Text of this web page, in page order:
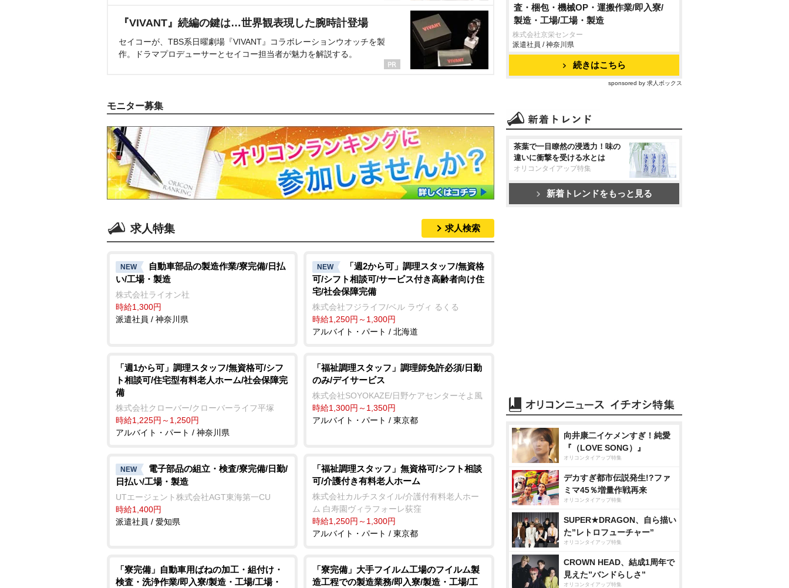
『VIVANT』続編の鍵は…世界観表現した腕時計登場
セイコーが、TBS系日曜劇場『VIVANT』コラボレーションウオッチを製
作。ドラマプロデューサーとセイコー担当者が魅力を解説する。
モニター募集
求人特集 求人検索
NEW
自動車部品の製造作業/寮完備/日払
い/工場・製造
株式会社ライオン社
時給1,300円
派遣社員 / 神奈川県
NEW
「週2から可」調理スタッフ/無資格
可/シフト相談可/サービス付き高齢者向け住
宅/社会保障完備
株式会社フジライフ/ベル ラヴィ るくる
時給1,250円～1,300円
アルバイト・パート / 北海道
「週1から可」調理スタッフ/無資格可/シフ
ト相談可/住宅型有料老人ホーム/社会保障完
備
株式会社クローバー/クローバーライフ平塚
時給1,225円～1,250円
アルバイト・パート / 神奈川県
「福祉調理スタッフ」調理師免許必須/日勤
のみ/デイサービス
株式会社SOYOKAZE/日野ケアセンターそよ風
時給1,300円～1,350円
アルバイト・パート / 東京都
NEW
電子部品の組立・検査/寮完備/日勤/
日払い/工場・製造
UTエージェント株式会社AGT東海第一CU
時給1,400円
派遣社員 / 愛知県
「福祉調理スタッフ」無資格可/シフト相談
可/介護付き有料老人ホーム
株式会社カルチスタイル/介護付有料老人ホー
ム 白寿園ヴィラフォーレ荻窪
時給1,250円～1,300円
アルバイト・パート / 東京都
「寮完備」自動車用ばねの加工・組付け・
検査・洗浄作業/即入寮/製造・工場/工場・
「寮完備」大手フイルム工場のフイルム製
造工程での製造業務/即入寮/製造・工場/工
査・梱包・機械OP・運搬作業/即入寮/
製造・工場/工場・製造
株式会社京栄センター
派遣社員 / 神奈川県
続きはこちら
sponsored by 求人ボックス
茶葉で一目瞭然の浸透力！味の
違いに衝撃を受ける水とは
オリコンタイアップ特集
新着トレンドをもっと見る
向井康二イケメンすぎ！純愛
『（LOVE SONG）』
オリコンタイアップ特集
デカすぎ都市伝説発生!?ファ
ミマ45％増量作戦再来
オリコンタイアップ特集
SUPER★DRAGON、自ら描い
た”レトロフューチャー”
オリコンタイアップ特集
CROWN HEAD、結成1周年で
見えた”バンドらしさ”
オリコンタイアップ特集